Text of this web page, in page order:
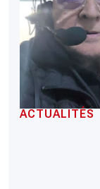
ACTUALITÉS